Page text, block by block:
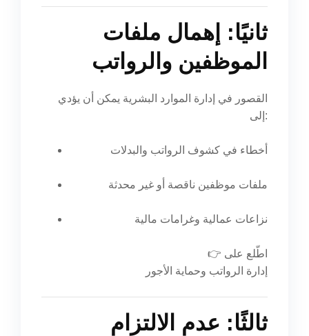
ثانيًا: إهمال ملفات
الموظفين والرواتب
القصور في إدارة الموارد البشرية يمكن أن يؤدي
إلى:
أخطاء في كشوف الرواتب والبدلات
ملفات موظفين ناقصة أو غير محدثة
نزاعات عمالية وغرامات مالية
👉 اطّلع على
إدارة الرواتب وحماية الأجور
ثالثًا: عدم الالتزام